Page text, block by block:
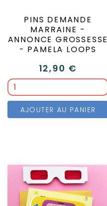
PINS DEMANDE
MARRAINE -
ANNONCE GROSSESSE
- PAMELA LOOPS
12,90 €
AJOUTER AU PANIER